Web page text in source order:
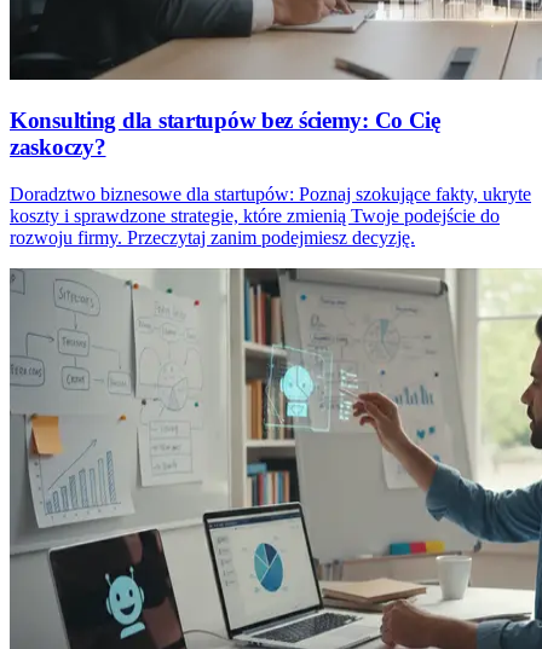
Konsulting dla startupów bez ściemy: Co Cię
zaskoczy?
Doradztwo biznesowe dla startupów: Poznaj szokujące fakty, ukryte
koszty i sprawdzone strategie, które zmienią Twoje podejście do
rozwoju firmy. Przeczytaj zanim podejmiesz decyzję.